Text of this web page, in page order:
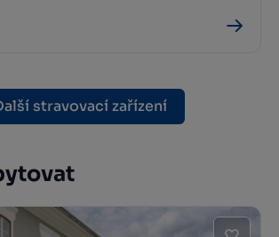
stravovací zařízení